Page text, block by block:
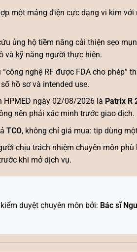
một mảng điện cực dạng vi kim
ủng hộ tiềm năng cải thiện sẹo
và kỹ năng người thực hiện.
nghệ RF được FDA cho phép”
hồ sơ và intended use.
HPMED ngày 02/08/2026 là Patrix R
nên phải xác minh trước giao dịch.
TCO, không chỉ giá mua: tip dùng
chịu trách nhiệm chuyên môn
khi mở dịch vụ.
duyệt chuyên môn bởi: Bác sĩ